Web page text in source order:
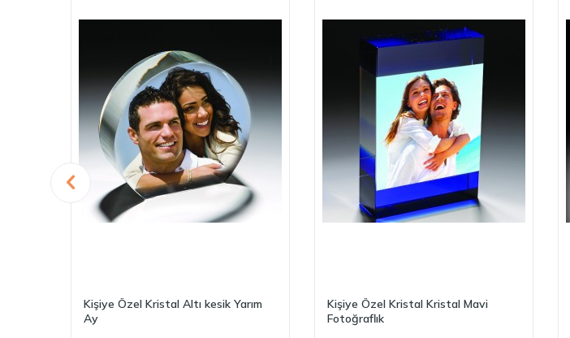
Kişiye Özel Kristal Altı kesik Yarım
Ay
Kişiye Özel Kristal Kristal Mavi
Fotoğraflık